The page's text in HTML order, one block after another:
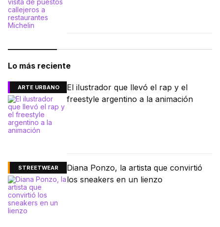
Lo más reciente
ARTE URBANO
El ilustrador que llevó el rap y el
freestyle argentino a la animación
STREETWEAR
Diana Ponzo, la artista que convirtió
los sneakers en un lienzo